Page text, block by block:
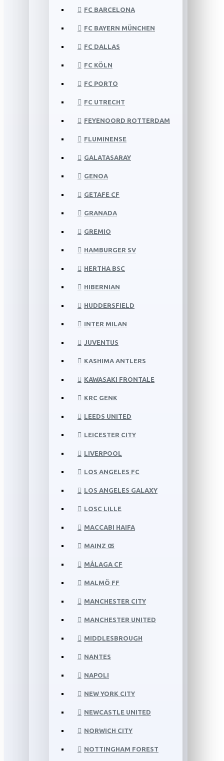
FC BARCELONA
FC BAYERN MÜNCHEN
FC DALLAS
FC KÖLN
FC PORTO
FC UTRECHT
FEYENOORD ROTTERDAM
FLUMINENSE
GALATASARAY
GENOA
GETAFE CF
GRANADA
GREMIO
HAMBURGER SV
HERTHA BSC
HIBERNIAN
HUDDERSFIELD
INTER MILAN
JUVENTUS
KASHIMA ANTLERS
KAWASAKI FRONTALE
KRC GENK
LEEDS UNITED
LEICESTER CITY
LIVERPOOL
LOS ANGELES FC
LOS ANGELES GALAXY
LOSC LILLE
MACCABI HAIFA
MAINZ 05
MÁLAGA CF
MALMÖ FF
MANCHESTER CITY
MANCHESTER UNITED
MIDDLESBROUGH
NANTES
NAPOLI
NEW YORK CITY
NEWCASTLE UNITED
NORWICH CITY
NOTTINGHAM FOREST